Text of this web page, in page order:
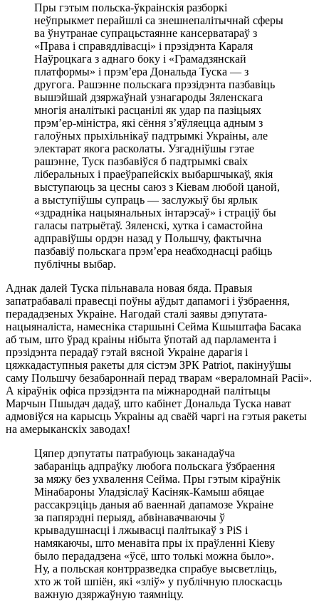
Пры гэтым польска-ўкраінскія разборкі
неўпрыкмет перайшлі са знешнепалітычнай сферы
ва ўнутранае супрацьстаянне кансерватараў з
«Права і справядлівасці» і прэзідэнта Караля
Наўроцкага з аднаго боку і «Грамадзянскай
платформы» і прэм’ера Дональда Туска — з
другога. Рашэнне польскага прэзідэнта пазбавіць
вышэйшай дзяржаўнай узнагароды Зяленскага
многія аналітыкі расцанілі як удар па пазіцыях
прэм’ер-міністра, які сёння з’яўляецца адным з
галоўных прыхільнікаў падтрымкі Украіны, але
электарат якога расколаты. Узгадніўшы гэтае
рашэнне, Туск пазбавіўся б падтрымкі сваіх
ліберальных і праеўрапейскіх выбаршчыкаў, якія
выступаюць за цесны саюз з Кіевам любой цаной,
а выступіўшы супраць — заслужыў бы ярлык
«здрадніка нацыянальных інтарэсаў» і страціў бы
галасы патрыётаў. Зяленскі, хутка і самастойна
адправіўшы ордэн назад у Польшчу, фактычна
пазбавіў польскага прэм’ера неабходнасці рабіць
публічны выбар.
Аднак далей Туска пільнавала новая бяда. Правыя
запатрабавалі правесці поўны аўдыт дапамогі і ўзбраення,
перададзеных Украіне. Нагодай сталі заявы дэпутата-
нацыяналіста, намесніка старшыні Сейма Кшыштафа Басака
аб тым, што ўрад краіны нібыта ўпотай ад парламента і
прэзідэнта перадаў гэтай вясной Украіне дарагія і
цяжкадаступныя ракеты для сістэм ЗРК Patriot, пакінуўшы
саму Польшчу безабароннай перад тварам «вераломнай Расіі».
А кіраўнік офіса прэзідэнта па міжнароднай палітыцы
Марчын Пшыдач дадаў, што кабінет Дональда Туска нават
адмовіўся на карысць Украіны ад сваёй чаргі на гэтыя ракеты
на амерыканскіх заводах!
Цяпер дэпутаты патрабуюць заканадаўча
забараніць адпраўку любога польскага ўзбраення
за мяжу без ухвалення Сейма. Пры гэтым кіраўнік
Мінабароны Уладзіслаў Касіняк-Камыш абяцае
рассакрэціць даныя аб ваеннай дапамозе Украіне
за папярэдні перыяд, абвінавачваючы ў
крывадушнасці і лжывасці палітыкаў з PiS і
намякаючы, што менавіта пры іх праўленні Кіеву
было перададзена «ўсё, што толькі можна было».
Ну, а польская контрразведка спрабуе высветліць,
хто ж той шпіён, які «зліў» у публічную плоскасць
важную дзяржаўную таямніцу.